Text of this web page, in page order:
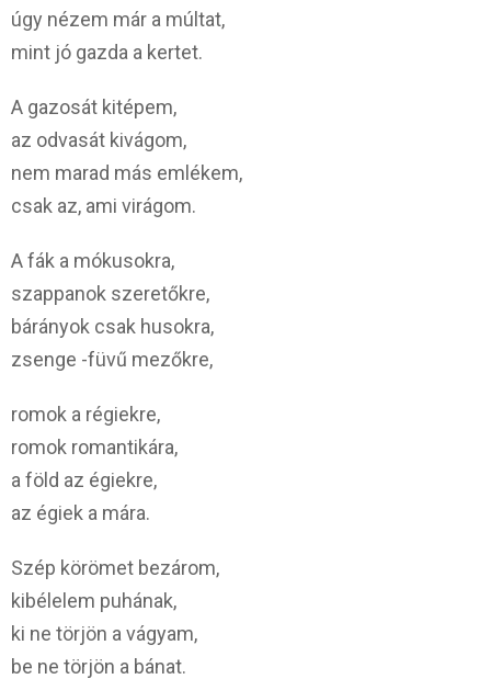
úgy nézem már a múltat,
mint jó gazda a kertet.
A gazosát kitépem,
az odvasát kivágom,
nem marad más emlékem,
csak az, ami virágom.
A fák a mókusokra,
szappanok szeretőkre,
bárányok csak husokra,
zsenge -füvű mezőkre,
romok a régiekre,
romok romantikára,
a föld az égiekre,
az égiek a mára.
Szép körömet bezárom,
kibélelem puhának,
ki ne törjön a vágyam,
be ne törjön a bánat.